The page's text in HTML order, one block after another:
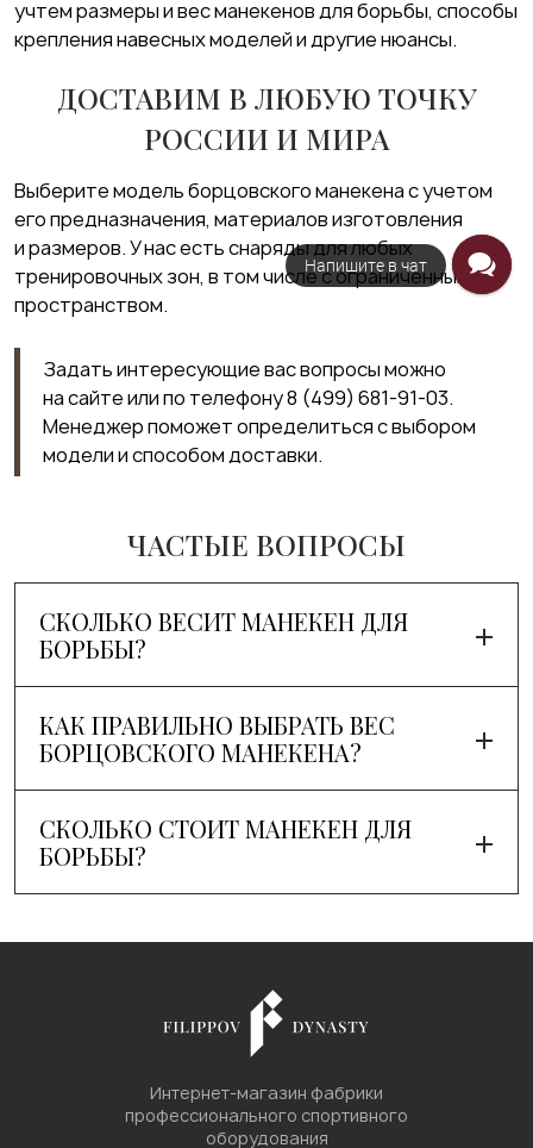
учтем размеры и вес манекенов для борьбы, способы
крепления навесных моделей и другие нюансы.
ДОСТАВИМ В ЛЮБУЮ ТОЧКУ
РОССИИ И МИРА
Выберите модель борцовского манекена с учетом
его предназначения, материалов изготовления
и размеров. У нас есть снаряды для любых
тренировочных зон, в том числе с ограниченным
пространством.
Задать интересующие вас вопросы можно
на сайте или по телефону8 (499) 681-91-03.
Менеджер поможет определиться с выбором
модели и способом доставки.
ЧАСТЫЕ ВОПРОСЫ
СКОЛЬКО ВЕСИТ МАНЕКЕН ДЛЯ
БОРЬБЫ?
КАК ПРАВИЛЬНО ВЫБРАТЬ ВЕС
БОРЦОВСКОГО МАНЕКЕНА?
СКОЛЬКО СТОИТ МАНЕКЕН ДЛЯ
БОРЬБЫ?
Интернет-магазин фабрики
профессионального спортивного
оборудования
Напишите в чат